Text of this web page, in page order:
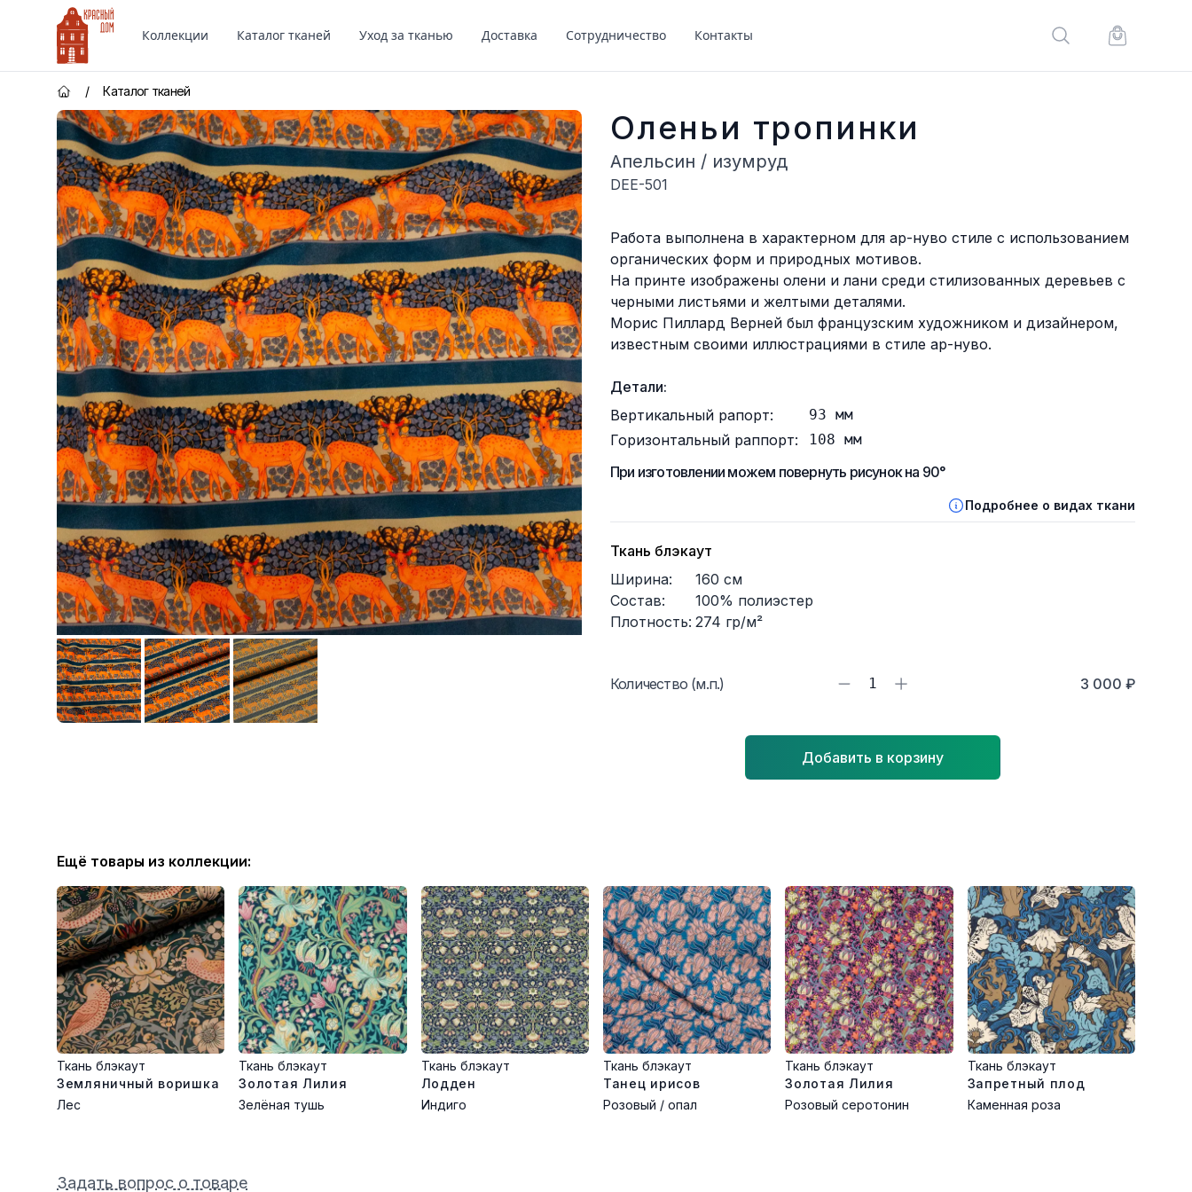
Красный Дом
Коллекции Каталог тканей Уход за тканью Доставка Сотрудничество Контакты Поиск по сайту
Корзина
Главная страница
/ Каталог тканей
Оленьи тропинки
Апельсин / изумруд
DEE-501
Описание
Работа выполнена в характерном для ар-нуво стиле с использованием
органических форм и природных мотивов.
На принте изображены олени и лани среди стилизованных деревьев с
черными листьями и желтыми деталями.
Морис Пиллард Верней был французским художником и дизайнером,
известным своими иллюстрациями в стиле ар-нуво.
Детали:
Вертикальный рапорт:
93 мм
Горизонтальный раппорт: 108 мм
При изготовлении можем повернуть рисунок на 90°
Подробнее о видах ткани
Ткань блэкаут
Ширина:
160 см
Состав:
100% полиэстер
Плотность: 274 гр/м²
Количество (м.п.) 1 3 000 ₽
Добавить в корзину
Ещё товары из коллекции:
Ткань блэкаут
Земляничный воришка
Лес
Ткань блэкаут
Золотая Лилия
Зелёная тушь
Ткань блэкаут
Лодден
Индиго
Ткань блэкаут
Танец ирисов
Розовый / опал
Ткань блэкаут
Золотая Лилия
Розовый серотонин
Ткань блэкаут
Запретный плод
Каменная роза
Задать вопрос о товаре